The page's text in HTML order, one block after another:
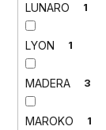
LUNARO 1
LYON 1
MADERA 3
MAROKO 1